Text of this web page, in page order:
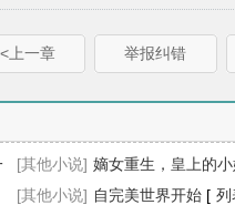
上一章 举报纠错
[其他小说] 嫡女重生，皇上的
杀疯了[ 列表]
[其他小说] 自完美世界开始 [ 列